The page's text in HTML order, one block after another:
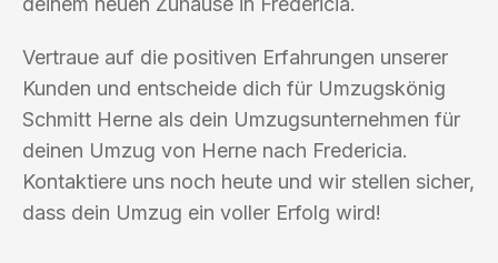
Vertraue auf die positiven Erfahrungen unserer
Kunden und entscheide dich für Umzugskönig
Schmitt Herne als dein Umzugsunternehmen für
deinen Umzug von Herne nach Fredericia.
Kontaktiere uns noch heute und wir stellen sicher,
dass dein Umzug ein voller Erfolg wird!